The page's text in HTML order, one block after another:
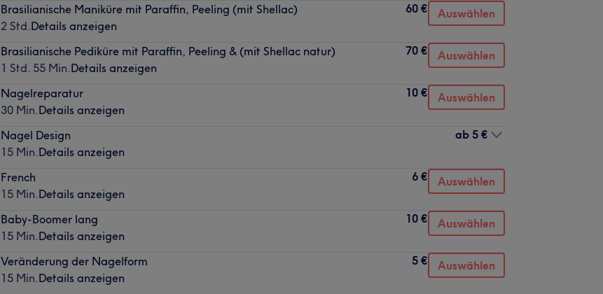
Brasilianische Maniküre mit Paraffin, Peeling (mit Shellac)
2 Std.Details anzeigen
60 € Auswählen
Brasilianische Pediküre mit Paraffin, Peeling & (mit Shellac natur)
1 Std. 55 Min.Details anzeigen
70 € Auswählen
Nagelreparatur
30 Min.Details anzeigen
10 € Auswählen
Nagel Design
15 Min.Details anzeigen
ab 5 €
French
15 Min.Details anzeigen
6 € Auswählen
Baby-Boomer lang
15 Min.Details anzeigen
10 € Auswählen
Veränderung der Nagelform
15 Min.Details anzeigen
5 € Auswählen